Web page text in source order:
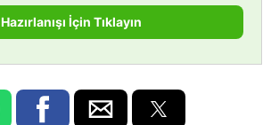
Hazırlanışı İçin Tıklayın